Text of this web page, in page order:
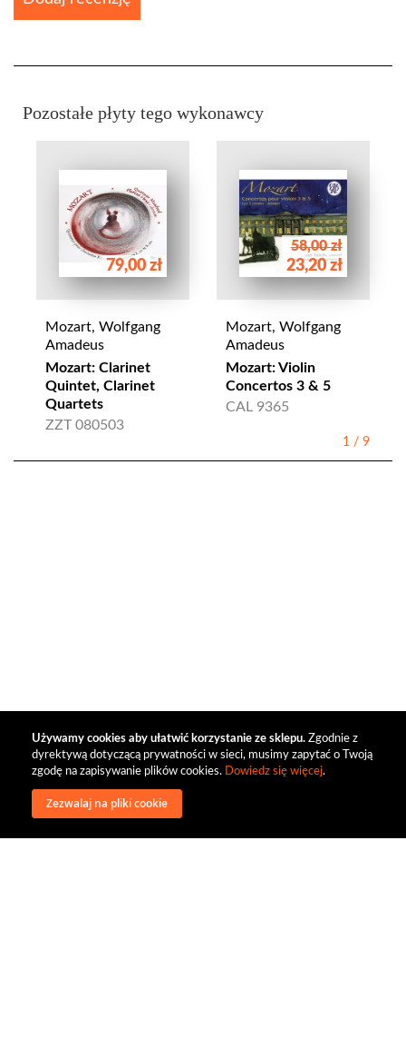
Używamy cookies aby ułatwić korzystanie ze sklepu. Zgodnie z
dyrektywą dotyczącą prywatności w sieci, musimy zapytać o Twoją
zgodę na zapisywanie plików cookies. Dowiedz się więcej.
Zezwalaj na pliki cookie
Pozostałe płyty tego wykonawcy
79,00 zł
Mozart, Wolfgang
Amadeus
Mozart: Clarinet
Quintet, Clarinet
Quartets
ZZT 080503
58,00 zł
23,20 zł
Mozart, Wolfgang
Amadeus
Mozart: Violin
Concertos 3 & 5
CAL 9365
1 / 9